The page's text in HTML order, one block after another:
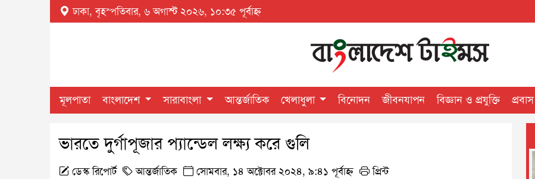
ঢাকা,বৃহস্পতিবার, ৬ অগাস্ট ২০২৬, ১০:৩৫ পূর্বাহ্ন
মূলপাতা বাংলাদেশ সারাবাংলা আন্তর্জাতিক খেলাধুলা বিনোদন জীবনযাপন বিজ্ঞান ও প্রযুক্তি প্রবাস
ভারতে দুর্গাপূজার প্যান্ডেল লক্ষ্য করে গুলি
ডেস্ক রিপোর্ট আন্তর্জাতিক সোমবার, ১৪ অক্টোবর ২০২৪, ৯:৪১ পূর্বাহ্ন প্রিন্ট